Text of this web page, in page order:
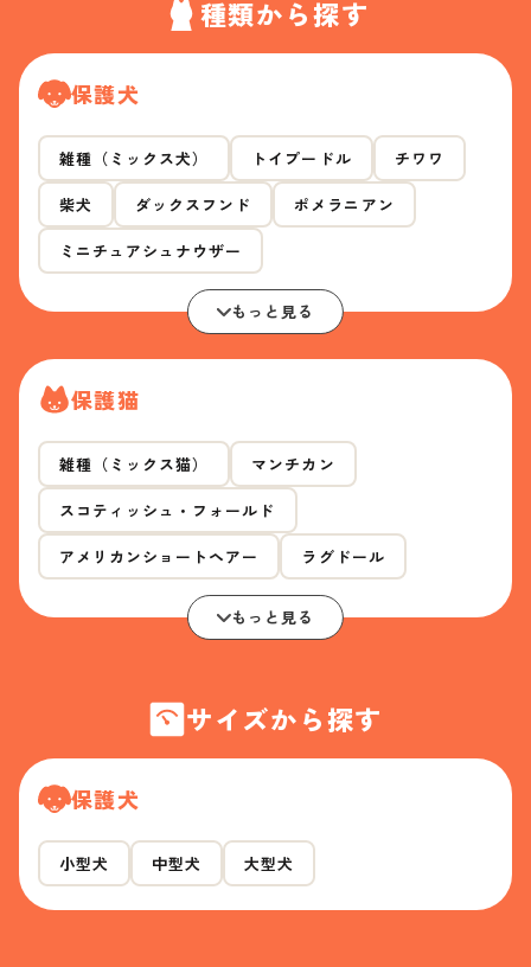
種類から探す
保護犬
雑種（ミックス犬） トイプードル チワワ
柴犬 ダックスフンド ポメラニアン
ミニチュアシュナウザー
もっと見る
保護猫
雑種（ミックス猫） マンチカン
スコティッシュ・フォールド
アメリカンショートヘアー ラグドール
もっと見る
サイズから探す
保護犬
小型犬 中型犬 大型犬